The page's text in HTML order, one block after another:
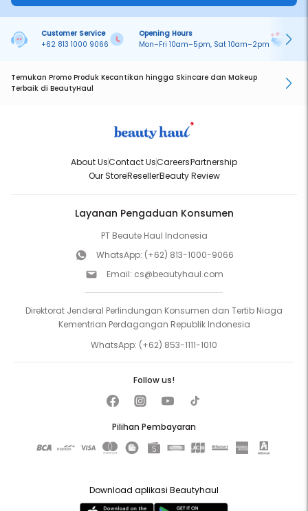
Customer Service
+62 813 1000 9066
Opening Hours
Mon–Fri 10am–5pm, Sat 10am–2pm
Temukan Promo Produk Kecantikan hingga Skincare dan Makeup
Terbaik di BeautyHaul
About UsContact UsCareersPartnership
Our StoreResellerBeauty Review
Layanan Pengaduan Konsumen
PT Beaute Haul Indonesia
WhatsApp: (+62) 813-1000-9066
Email: cs@beautyhaul.com
Direktorat Jenderal Perlindungan Konsumen dan Tertib Niaga
Kementrian Perdagangan Republik Indonesia
WhatsApp: (+62) 853-1111-1010
Pilihan Pembayaran
Follow us!
Download aplikasi Beautyhaul